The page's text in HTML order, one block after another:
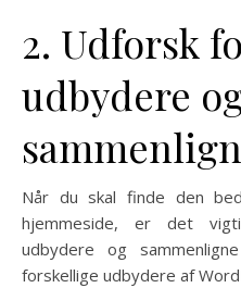
2. Udforsk
udbydere
Når du skal finde den
hjemmeside, er det
udbydere og
forskellige udbydere af